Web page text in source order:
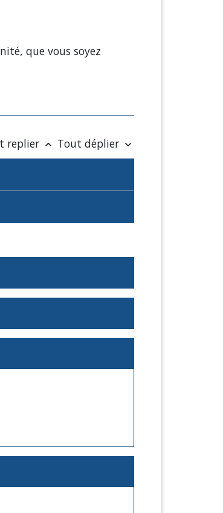
que vous soyez
replier keyboard_arrow_up Tout déplier keyboard_arrow_down